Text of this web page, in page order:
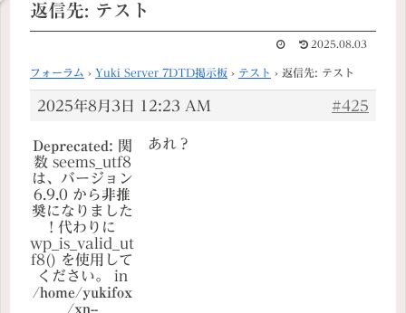
返信先: テスト
2025.08.03
フォーラム › Yuki Server 7DTD掲示板 › テスト › 返信先: テスト
2025年8月3日 12:23 AM #425
Deprecated: 関
数 seems_utf8
は、バージョン
6.9.0 から非推
奨になりました
! 代わりに
wp_is_valid_ut
f8() を使用して
ください。 in
/home/yukifox
/xn--
あれ？